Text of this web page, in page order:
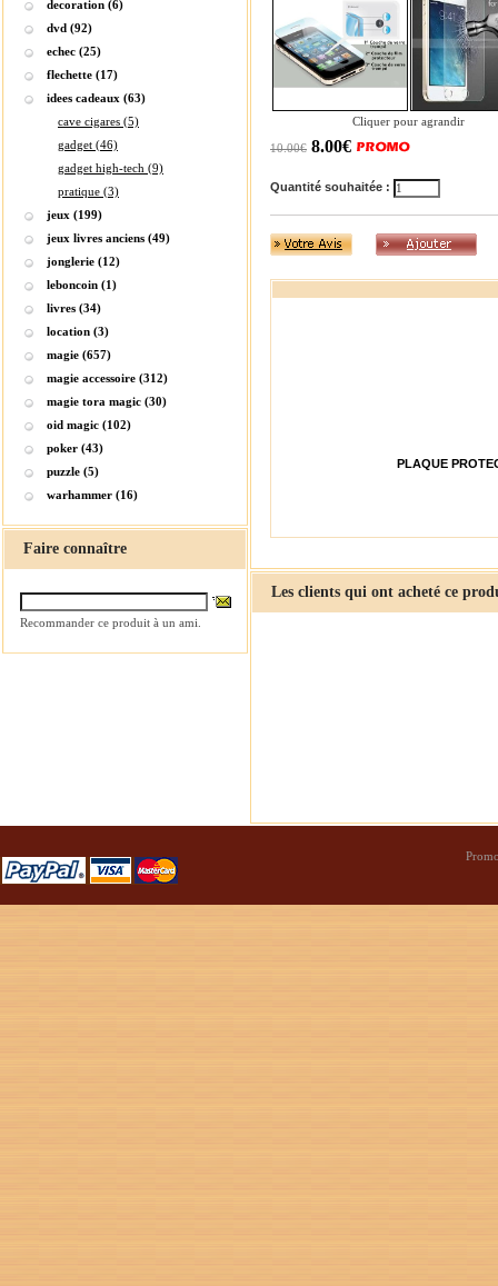
decoration (6)
dvd (92)
echec (25)
flechette (17)
idees cadeaux (63)
cave cigares (5)
gadget (46)
gadget high-tech (9)
pratique (3)
jeux (199)
jeux livres anciens (49)
jonglerie (12)
leboncoin (1)
livres (34)
location (3)
magie (657)
magie accessoire (312)
magie tora magic (30)
oid magic (102)
poker (43)
puzzle (5)
warhammer (16)
Faire connaître
Recommander ce produit à un ami.
Cliquer pour agrandir
10.00€ 8.00€
Quantité souhaitée :
PLAQUE
Les clients qui ont acheté ce